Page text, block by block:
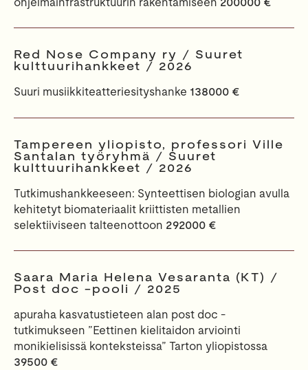
Red Nose Company ry / Suuret
kulttuurihankkeet / 2026
Suuri musiikkiteatteriesityshanke 138000 €
Tampereen yliopisto, professori Ville
Santalan työryhmä / Suuret
kulttuurihankkeet / 2026
Tutkimushankkeeseen: Synteettisen biologian avulla
kehitetyt biomateriaalit kriittisten metallien
selektiiviseen talteenottoon 292000 €
Saara Maria Helena Vesaranta (KT) /
Post doc -pooli / 2025
apuraha kasvatustieteen alan post doc -
tutkimukseen ”Eettinen kielitaidon arviointi
monikielisissä konteksteissa” Tarton yliopistossa
39500 €